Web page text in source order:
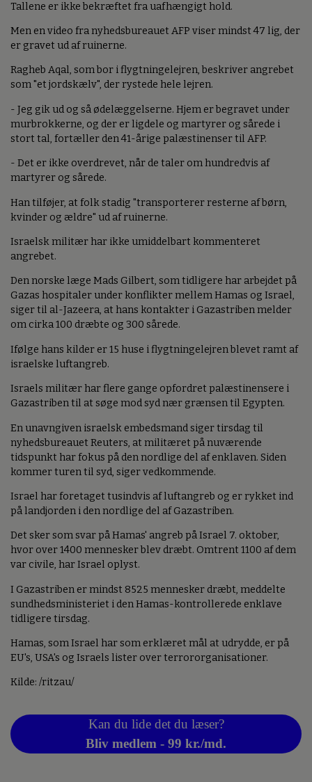
Tallene er ikke bekræftet fra uafhængigt hold.
Men en video fra nyhedsbureauet AFP viser mindst 47 lig, der
er gravet ud af ruinerne.
Ragheb Aqal, som bor i flygtningelejren, beskriver angrebet
som "et jordskælv", der rystede hele lejren.
- Jeg gik ud og så ødelæggelserne. Hjem er begravet under
murbrokkerne, og der er ligdele og martyrer og sårede i
stort tal, fortæller den 41-årige palæstinenser til AFP.
- Det er ikke overdrevet, når de taler om hundredvis af
martyrer og sårede.
Han tilføjer, at folk stadig "transporterer resterne af børn,
kvinder og ældre" ud af ruinerne.
Israelsk militær har ikke umiddelbart kommenteret
angrebet.
Den norske læge Mads Gilbert, som tidligere har arbejdet på
Gazas hospitaler under konflikter mellem Hamas og Israel,
siger til al-Jazeera, at hans kontakter i Gazastriben melder
om cirka 100 dræbte og 300 sårede.
Ifølge hans kilder er 15 huse i flygtningelejren blevet ramt af
israelske luftangreb.
Israels militær har flere gange opfordret palæstinensere i
Gazastriben til at søge mod syd nær grænsen til Egypten.
En unavngiven israelsk embedsmand siger tirsdag til
nyhedsbureauet Reuters, at militæret på nuværende
tidspunkt har fokus på den nordlige del af enklaven. Siden
kommer turen til syd, siger vedkommende.
Israel har foretaget tusindvis af luftangreb og er rykket ind
på landjorden i den nordlige del af Gazastriben.
Det sker som svar på Hamas' angreb på Israel 7. oktober,
hvor over 1400 mennesker blev dræbt. Omtrent 1100 af dem
var civile, har Israel oplyst.
I Gazastriben er mindst 8525 mennesker dræbt, meddelte
sundhedsministeriet i den Hamas-kontrollerede enklave
tidligere tirsdag.
Hamas, som Israel har som erklæret mål at udrydde, er på
EU's, USA's og Israels lister over terrororganisationer.
Kilde: /ritzau/
Kan du lide det du læser?
Bliv medlem - 99 kr./md.